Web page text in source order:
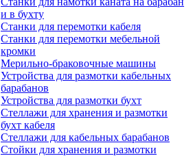
и в бухту
Станки для перемотки кабеля
Станки для перемотки мебельной
кромки
Мерильно-браковочные машины
Устройства для размотки кабельных
барабанов
Устройства для размотки бухт
Стеллажи для хранения и размотки
бухт кабеля
Стеллажи для кабельных барабанов
Стойки для хранения и размотки